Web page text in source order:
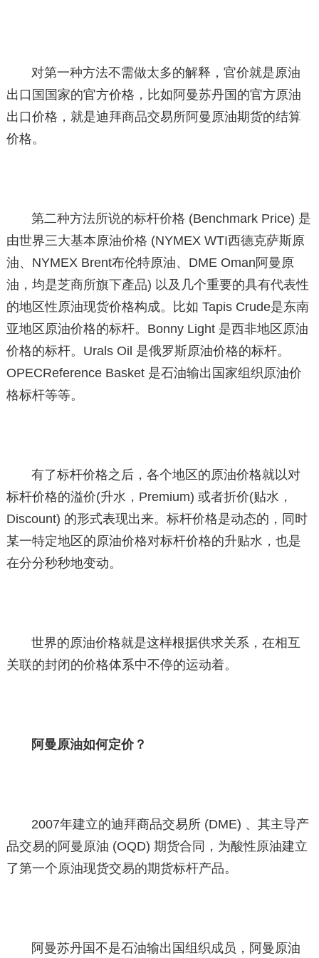
对第一种方法不需做太多的解释，官价就是原油
出口国国家的官方价格，比如阿曼苏丹国的官方原油
出口价格，就是迪拜商品交易所阿曼原油期货的结算
价格。
第二种方法所说的标杆价格 (Benchmark Price) 是
由世界三大基本原油价格 (NYMEX WTI西德克萨斯原
油、NYMEX Brent布伦特原油、DME Oman阿曼原
油，均是芝商所旗下產品) 以及几个重要的具有代表性
的地区性原油现货价格构成。比如 Tapis Crude是东南
亚地区原油价格的标杆。Bonny Light 是西非地区原油
价格的标杆。Urals Oil 是俄罗斯原油价格的标杆。
OPECReference Basket 是石油输出国家组织原油价
格标杆等等。
有了标杆价格之后，各个地区的原油价格就以对
标杆价格的溢价(升水，Premium) 或者折价(贴水，
Discount) 的形式表现出来。标杆价格是动态的，同时
某一特定地区的原油价格对标杆价格的升贴水，也是
在分分秒秒地变动。
世界的原油价格就是这样根据供求关系，在相互
关联的封闭的价格体系中不停的运动着。
阿曼原油如何定价？
2007年建立的迪拜商品交易所 (DME) 、其主导产
品交易的阿曼原油 (OQD) 期货合同，为酸性原油建立
了第一个原油现货交易的期货标杆产品。
阿曼苏丹国不是石油输出国组织成员，阿曼原油